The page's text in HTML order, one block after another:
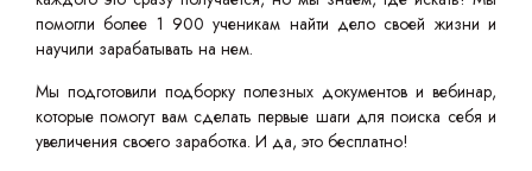
помогли более 1 900 ученикам найти дело своей жизни и
научили зарабатывать на нем.
Мы подготовили подборку полезных документов и вебинар,
которые помогут вам сделать первые шаги для поиска себя и
увеличения своего заработка. И да, это бесплатно!